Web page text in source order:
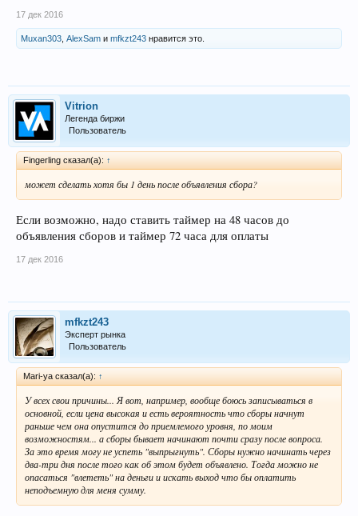
17 дек 2016
Muxan303 AlexSam и mfkzt243 нравится это.
Vitrion
Легенда биржи
Пользователь
Fingerling сказал(а): ↑
может сделать хотя бы 1 день после объявления сбора?
Если возможно, надо ставить таймер на 48 часов до
объявления сборов и таймер 72 часа для оплаты
17 дек 2016
mfkzt243
Эксперт рынка
Пользователь
Mari-ya сказал(а): ↑
У всех свои причины... Я вот, например, вообще боюсь записываться в
основной, если цена высокая и есть вероятность что сборы начнут
раньше чем она опустится до приемлемого уровня, по моим
возможностям... а сборы бывает начинают почти сразу после вопроса.
За это время могу не успеть "выпрыгнуть". Сборы нужно начинать через
два-три дня после того как об этом будет объявлено. Тогда можно не
опасаться "влететь" на деньги и искать выход что бы оплатить
неподъемную для меня сумму.